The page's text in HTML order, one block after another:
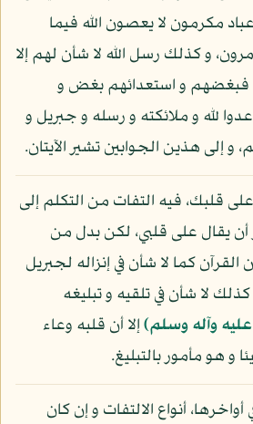
مكرمون لا يعصون الله فيما
و كذلك رسل الله لا شأن لهم إلا
فبغضهم و استعدائهم بغض و
لله و ملائكته و رسله و جبريل و
و إلى هذين الجوابين تشير الآيتان.
قلبك، فيه التفات من التكلم إلى
يقال على قلبي، لكن بدل من
كما لا شأن في إنزاله لجبريل
لا شأن في تلقيه و تبليغه
وآله وسلم)إلا أن قلبه وعاء
و هو مأمور بالتبليغ.
أنواع الالتفات و إن كان